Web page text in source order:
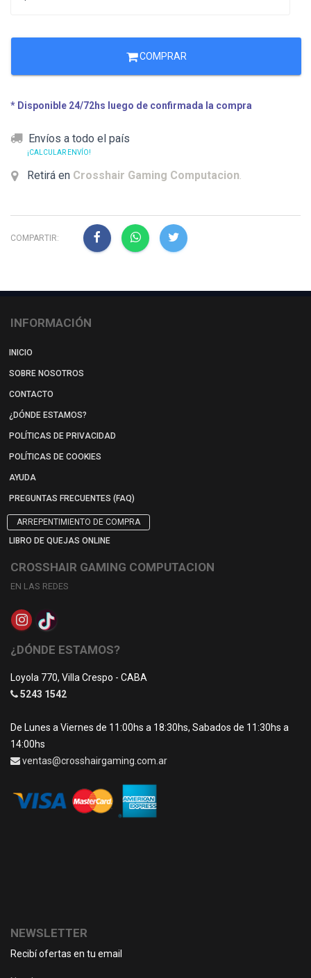
COMPRAR
* Disponible 24/72hs luego de confirmada la compra
Envíos a todo el país
¡CALCULAR ENVÍO!
Retirá en Crosshair Gaming Computacion.
COMPARTIR:
INFORMACIÓN
INICIO
SOBRE NOSOTROS
CONTACTO
¿DÓNDE ESTAMOS?
POLÍTICAS DE PRIVACIDAD
POLÍTICAS DE COOKIES
AYUDA
PREGUNTAS FRECUENTES (FAQ)
ARREPENTIMIENTO DE COMPRA
LIBRO DE QUEJAS ONLINE
CROSSHAIR GAMING COMPUTACION
EN LAS REDES
¿DÓNDE ESTAMOS?
Loyola 770, Villa Crespo - CABA
5243 1542
De Lunes a Viernes de 11:00hs a 18:30hs, Sabados de 11:30hs a
14:00hs
ventas@crosshairgaming.com.ar
NEWSLETTER
Recibí ofertas en tu email